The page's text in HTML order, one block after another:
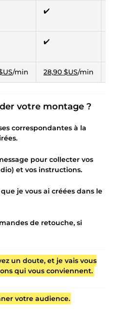
✔️
✔️
/min 28,90 $US/min
votre montage ?
correspondantes à la
pour collecter vos
et vos instructions.
je vous ai créées dans le
de retouche, si
un doute, et je vais vous
qui vous conviennent.
votre audience.